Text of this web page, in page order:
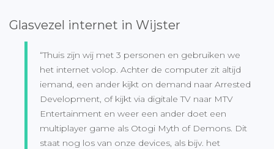
Glasvezel internet in Wijster
“Thuis zijn wij met 3 personen en gebruiken we
het internet volop. Achter de computer zit altijd
iemand, een ander kijkt on demand naar Arrested
Development, of kijkt via digitale TV naar MTV
Entertainment en weer een ander doet een
multiplayer game als Otogi Myth of Demons. Dit
staat nog los van onze devices, als bijv. het